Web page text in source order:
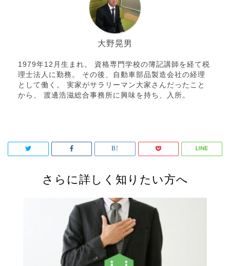
大野晃男
1979年12月生まれ。 資格専門学校の簿記講師を経て税
理士法人に勤務。 その後、自動車部品製造会社の経理
として働く。 実家がサラリーマン大家さんだったこと
から、 渡邊浩滋総合事務所に興味を持ち、入所。
さらに詳しく知りたい方へ